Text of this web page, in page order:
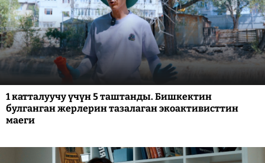
1 катталуучу үчүн 5 таштанды. Бишкектин
булганган жерлерин тазалаган экоактивисттин
маеги